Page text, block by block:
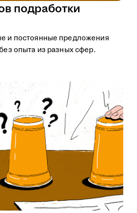
подработки
и постоянные предложения
опыта из разных сфер.